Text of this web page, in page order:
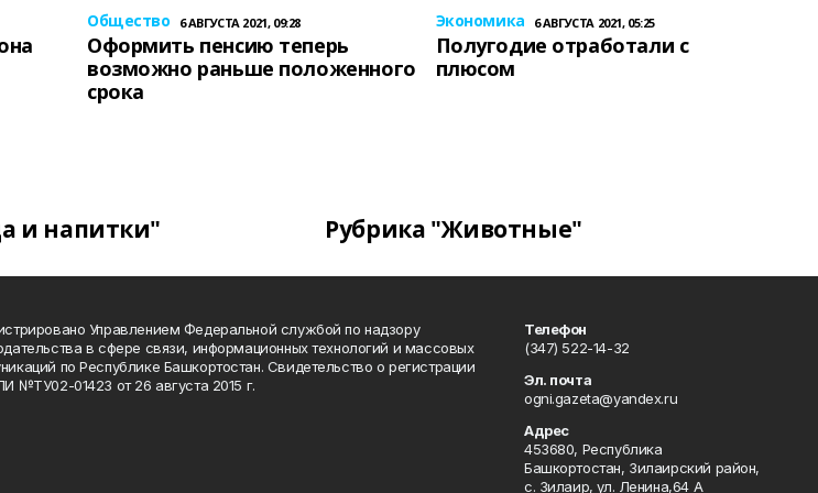
Общество 6 АВГУСТА 2021, 09:28
Оформить пенсию теперь
возможно раньше положенного
срока
Экономика 6 АВГУСТА 2021, 05:25
Полугодие отработали с
плюсом
и напитки" Рубрика "Животные"
Управлением Федеральной службой по надзору
в сфере связи, информационных технологий и массовых
по Республике Башкортостан. Свидетельство о регистрации
№ТУ02-01423 от 26 августа 2015 г.
Телефон
(347) 522-14-32
Эл. почта
ogni.gazeta@yandex.ru
Адрес
453680, Республика
Башкортостан, Зилаирский район,
с. Зилаир, ул. Ленина,64 А